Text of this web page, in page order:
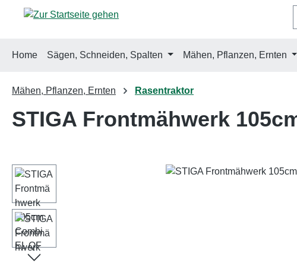
Hauptinhalt springen
Zur Suche springen
Zur Hauptnavigation springen
Home Sägen, Schneiden, Spalten Mähen, Pflanzen, Ernten
Mähen, Pflanzen, Ernten Rasentraktor
STIGA Frontmähwerk
Bildergalerie überspringen